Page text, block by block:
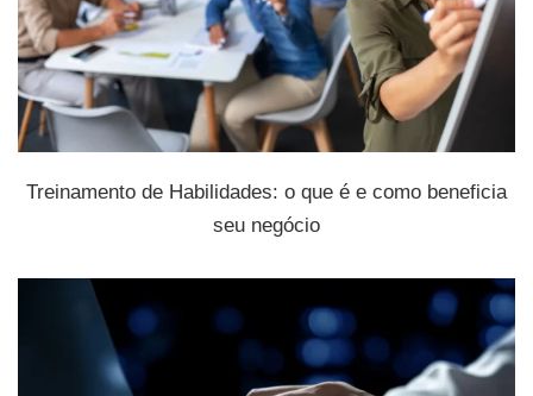
Treinamento de Habilidades: o que é e como beneficia
seu negócio